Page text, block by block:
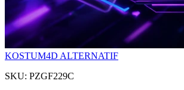
KOSTUM4D ALTERNATIF
SKU: PZGF229C